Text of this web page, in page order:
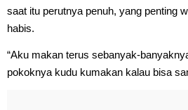
saat itu perutnya penuh, yang penting
habis.
“Aku makan terus sebanyak-
pokoknya kudu kumakan kalau bisa